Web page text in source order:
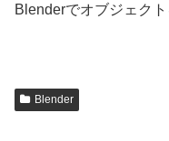
Blenderでオブジェク
Blender